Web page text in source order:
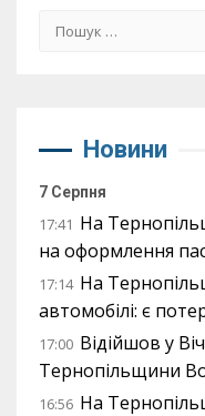
Пошук:
Новини
7 Серпня
17:41 На
на оформлення
17:14 На
автомобілі: є
17:00 Відійшов у
Тернопільщини
16:56 На